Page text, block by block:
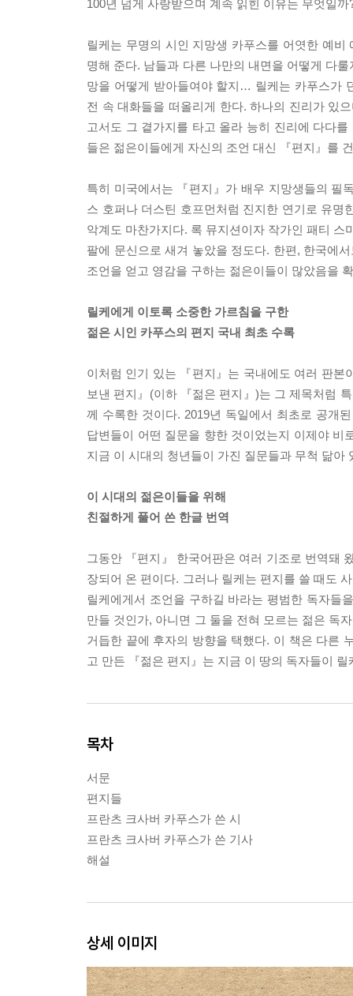
100년 넘게 사랑받으며 계속 읽힌 이유는 무엇일
릴케는 무명의 시인 지망생 카푸스를 어엿한 예
명해 준다. 남들과 다른 나만의 내면을 어떻게 다
망을 어떻게 받아들여야 할지… 릴케는 카푸스가
전 속 대화들을 떠올리게 한다. 하나의 진리가 있
고서도 그 곁가지를 타고 올라 능히 진리에 다다
들은 젊은이들에게 자신의 조언 대신 『편지』를
특히 미국에서는 『편지』가 배우 지망생들의 필
스 호퍼나 더스틴 호프먼처럼 진지한 연기로 유
악계도 마찬가지다. 록 뮤지션이자 작가인 패티
팔에 문신으로 새겨 놓았을 정도다. 한편, 한국에
조언을 얻고 영감을 구하는 젊은이들이 많았음을
릴케에게 이토록 소중한 가르침을 구한
젊은 시인 카푸스의 편지 국내 최초 수록
이처럼 인기 있는 『편지』는 국내에도 여러 판
보낸 편지』(이하 『젊은 편지』)는 그 제목처럼
께 수록한 것이다. 2019년 독일에서 최초로 공개
답변들이 어떤 질문을 향한 것이었는지 이제야
지금 이 시대의 청년들이 가진 질문들과 무척 닮
이 시대의 젊은이들을 위해
친절하게 풀어 쓴 한글 번역
그동안 『편지』 한국어판은 여러 기조로 번역돼
장되어 온 편이다. 그러나 릴케는 편지를 쓸 때도
릴케에게서 조언을 구하길 바라는 평범한 독자들
만들 것인가, 아니면 그 둘을 전혀 모르는 젊은 독
거듭한 끝에 후자의 방향을 택했다. 이 책은 다른
고 만든 『젊은 편지』는 지금 이 땅의 독자들이
목차
서문
편지들
프란츠 크사버 카푸스가 쓴 시
프란츠 크사버 카푸스가 쓴 기사
해설
상세 이미지